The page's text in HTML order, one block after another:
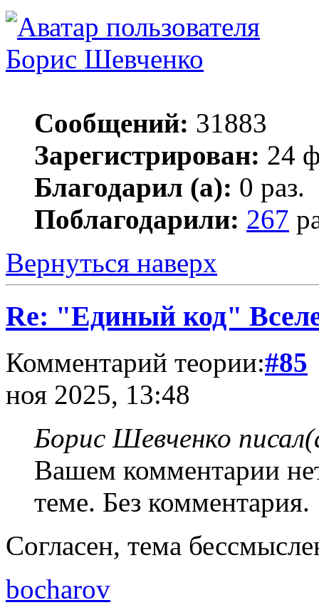
Борис Шевченко
Сообщений: 31883
Зарегистрирован: 24
Благодарил (а): 0 раз.
Поблагодарили: 267
Вернуться наверх
Re: "Единый код"
Комментарий теории:#85
ноя 2025, 13:48
Борис Шевченко
Вашем комментарии
теме. Без комментария.
Согласен, тема
bocharov